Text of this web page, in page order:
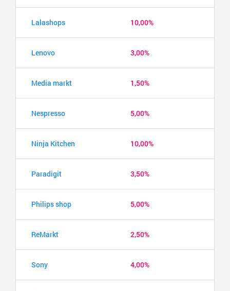
Lalashops 10,00%
Lenovo 3,00%
Media markt 1,50%
Nespresso 5,00%
Ninja Kitchen 10,00%
Paradigit 3,50%
Philips shop 5,00%
ReMarkt 2,50%
Sony 4,00%